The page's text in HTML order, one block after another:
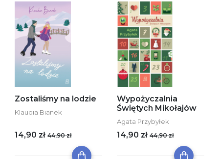
Zostaliśmy na lodzie
Klaudia Bianek
14,90 zł 44,90 zł
Wypożyczalnia
Świętych Mikołajów
Agata Przybyłek
14,90 zł 44,90 zł